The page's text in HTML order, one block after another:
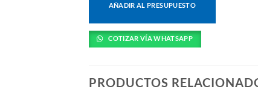
AÑADIR AL PRESUPUESTO
COTIZAR VÍA WHATSAPP
de
PRODUCTOS